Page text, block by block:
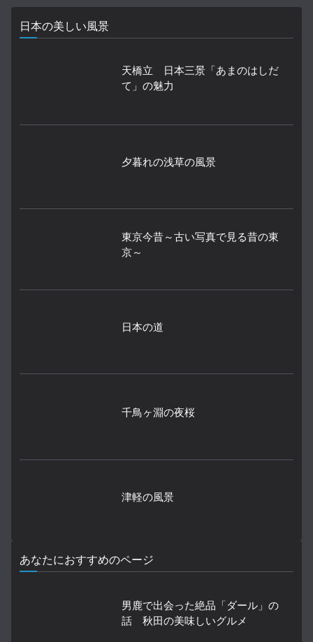
日本の美しい風景
天橋立 日本三景「あまのはしだ
て」の魅力
夕暮れの浅草の風景
東京今昔～古い写真で見る昔の東
京～
日本の道
千鳥ヶ淵の夜桜
津軽の風景
あなたにおすすめのページ
男鹿で出会った絶品「ダール」の
話 秋田の美味しいグルメ